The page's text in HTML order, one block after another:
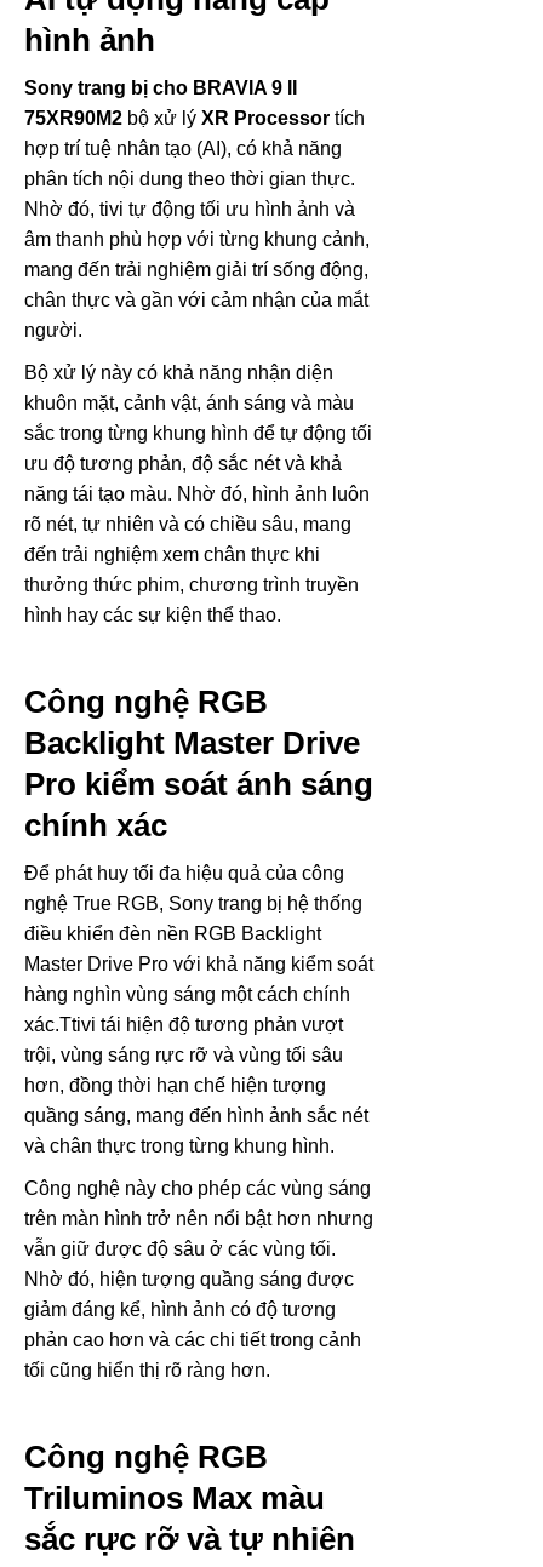
hình ảnh
Sony trang bị cho BRAVIA 9 II
75XR90M2 bộ xử lý XR Processor tích
hợp trí tuệ nhân tạo (AI), có khả năng
phân tích nội dung theo thời gian thực.
Nhờ đó, tivi tự động tối ưu hình ảnh và
âm thanh phù hợp với từng khung cảnh,
mang đến trải nghiệm giải trí sống động,
chân thực và gần với cảm nhận của mắt
người.
Bộ xử lý này có khả năng nhận diện
khuôn mặt, cảnh vật, ánh sáng và màu
sắc trong từng khung hình để tự động tối
ưu độ tương phản, độ sắc nét và khả
năng tái tạo màu. Nhờ đó, hình ảnh luôn
rõ nét, tự nhiên và có chiều sâu, mang
đến trải nghiệm xem chân thực khi
thưởng thức phim, chương trình truyền
hình hay các sự kiện thể thao.
Công nghệ RGB
Backlight Master Drive
Pro kiểm soát ánh sáng
chính xác
Để phát huy tối đa hiệu quả của công
nghệ True RGB, Sony trang bị hệ thống
điều khiển đèn nền RGB Backlight
Master Drive Pro với khả năng kiểm soát
hàng nghìn vùng sáng một cách chính
xác.Ttivi tái hiện độ tương phản vượt
trội, vùng sáng rực rỡ và vùng tối sâu
hơn, đồng thời hạn chế hiện tượng
quầng sáng, mang đến hình ảnh sắc nét
và chân thực trong từng khung hình.
Công nghệ này cho phép các vùng sáng
trên màn hình trở nên nổi bật hơn nhưng
vẫn giữ được độ sâu ở các vùng tối.
Nhờ đó, hiện tượng quầng sáng được
giảm đáng kể, hình ảnh có độ tương
phản cao hơn và các chi tiết trong cảnh
tối cũng hiển thị rõ ràng hơn.
Công nghệ RGB
Triluminos Max màu
sắc rực rỡ và tự nhiên